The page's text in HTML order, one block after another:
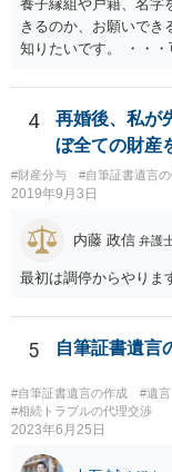
養子縁組や戸籍、名字
きるのか、お願いでき
知りたいです。 ・・
ています。 やはり、
の事だけ考えるべき
い解決案があればお
と親子関係を結びた
子縁組の必要があり
しているとは言え、
望。もちろん私もそ
るいは 遺言書など
士に相談してみてくだ
4
再婚後、私が
ぼ全ての財産
#財産分与 #自筆証書遺言
2019年9月3日
内藤 政信 弁護
最初は調停からやりま
5 自筆証書遺言
#自筆証書遺言の作成 #遺言
#相続トラブルの代理交渉
2023年6月25日